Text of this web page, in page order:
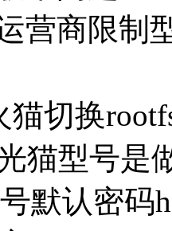
营商限制
猫切换
猫型号是
默认密码